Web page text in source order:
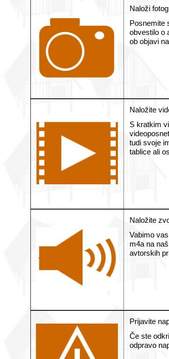
Naloži
Posnemite
obvestilo o
ob objavi
Naložite
S kratkim
tudi svoje
tablice ali
Naložite
Vabimo
m4a na
avtorskih
Prijavite
Če ste
odpravo